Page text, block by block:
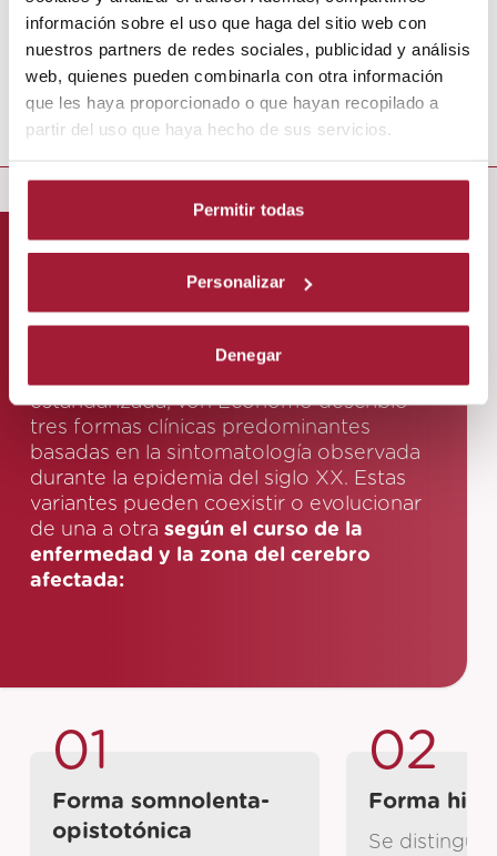
información sobre el uso que haga del sitio web con
nuestros partners de redes sociales, publicidad y análisis
web, quienes pueden combinarla con otra información
que les haya proporcionado o que hayan recopilado a
partir del uso que haya hecho de sus servicios.
Permitir todas
Personalizar
Denegar
Tipos de encefalitis
letárgica
estandarizada, von Economo describió
tres formas clínicas predominantes
basadas en la sintomatología observada
durante la epidemia del siglo XX. Estas
variantes pueden coexistir o evolucionar
de una a otra según el curso de la
enfermedad y la zona del cerebro
afectada:
01
Forma somnolenta-
opistotónica
02
Forma
Se distingue